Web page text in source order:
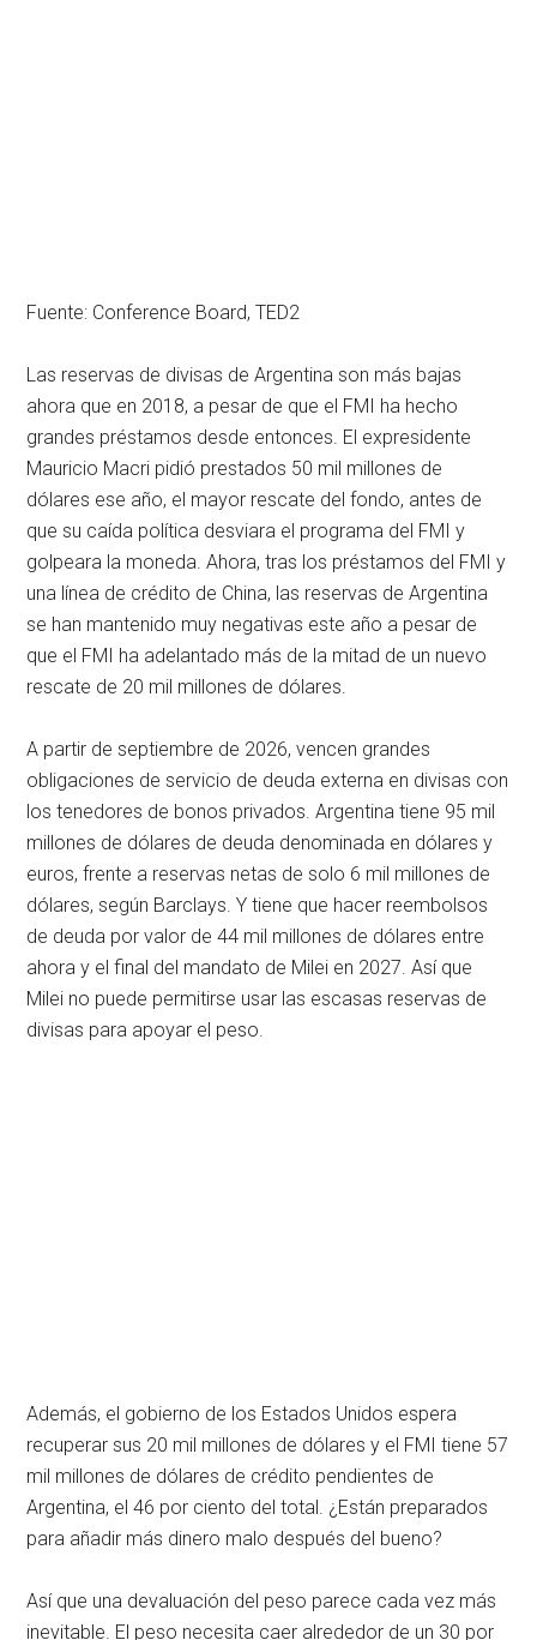
Fuente: Conference Board, TED2
Las reservas de divisas de Argentina son más bajas
ahora que en 2018, a pesar de que el FMI ha hecho
grandes préstamos desde entonces. El expresidente
Mauricio Macri pidió prestados 50 mil millones de
dólares ese año, el mayor rescate del fondo, antes de
que su caída política desviara el programa del FMI y
golpeara la moneda. Ahora, tras los préstamos del FMI y
una línea de crédito de China, las reservas de Argentina
se han mantenido muy negativas este año a pesar de
que el FMI ha adelantado más de la mitad de un nuevo
rescate de 20 mil millones de dólares.
A partir de septiembre de 2026, vencen grandes
obligaciones de servicio de deuda externa en divisas con
los tenedores de bonos privados. Argentina tiene 95 mil
millones de dólares de deuda denominada en dólares y
euros, frente a reservas netas de solo 6 mil millones de
dólares, según Barclays. Y tiene que hacer reembolsos
de deuda por valor de 44 mil millones de dólares entre
ahora y el final del mandato de Milei en 2027. Así que
Milei no puede permitirse usar las escasas reservas de
divisas para apoyar el peso.
Además, el gobierno de los Estados Unidos espera
recuperar sus 20 mil millones de dólares y el FMI tiene 57
mil millones de dólares de crédito pendientes de
Argentina, el 46 por ciento del total. ¿Están preparados
para añadir más dinero malo después del bueno?
Así que una devaluación del peso parece cada vez más
inevitable. El peso necesita caer alrededor de un 30 por